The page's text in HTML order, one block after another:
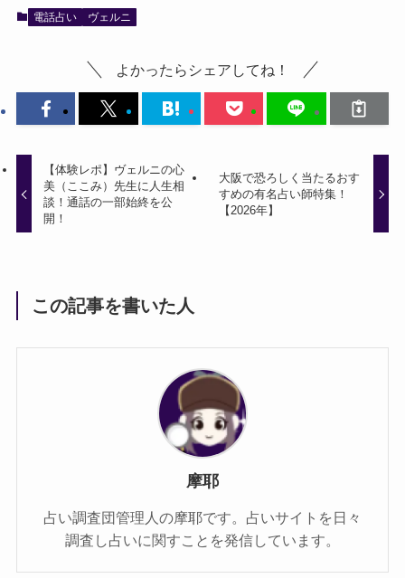
電話占い ヴェルニ
よかったらシェアしてね！
【体験レポ】ヴェルニの心
美（ここみ）先生に人生相
談！通話の一部始終を公
開！
大阪で恐ろしく当たるおす
すめの有名占い師特集！
【2026年】
この記事を書いた人
摩耶
占い調査団管理人の摩耶です。占いサイトを日々
調査し占いに関すことを発信しています。